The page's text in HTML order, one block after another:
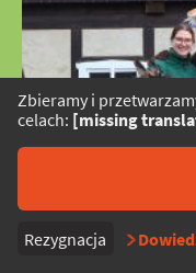
Zbieramy i
celach: [missing
Rezygnacja